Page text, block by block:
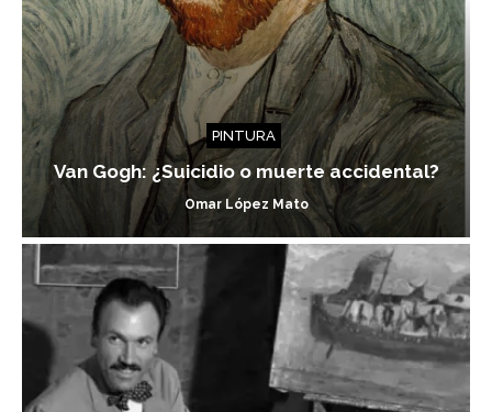
PINTURA
Van Gogh: ¿Suicidio o muerte accidental?
Omar López Mato